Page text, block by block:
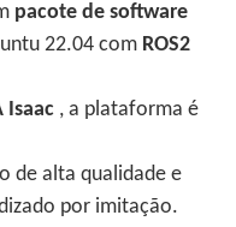
pacote de software
22.04 com ROS2
Isaac , a plataforma é
de alta qualidade e
por imitação.